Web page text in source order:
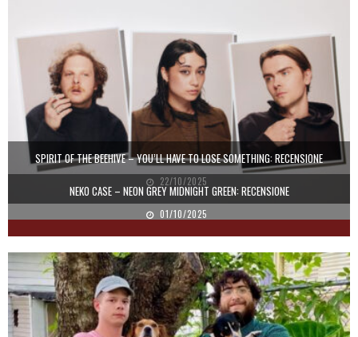
SPIRIT OF THE BEEHIVE – YOU’LL HAVE TO LOSE SOMETHING: RECENSIONE
22/10/2025
NEKO CASE – NEON GREY MIDNIGHT GREEN: RECENSIONE
01/10/2025